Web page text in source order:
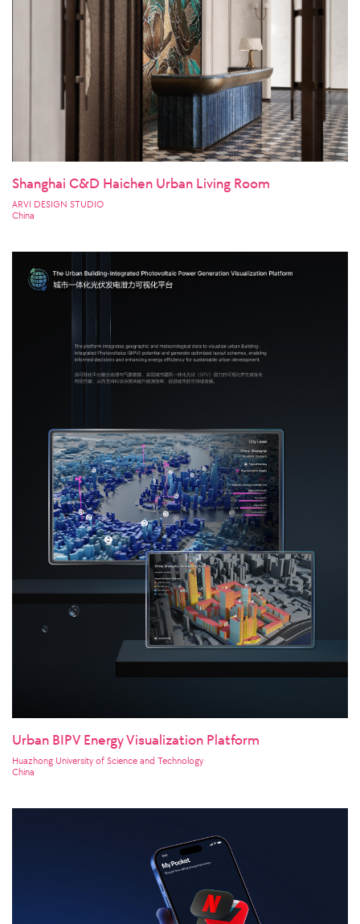
Shanghai C&D Haichen Urban Living Room
ARVI DESIGN STUDIO
China
Urban BIPV Energy Visualization Platform
Huazhong University of Science and Technology
China